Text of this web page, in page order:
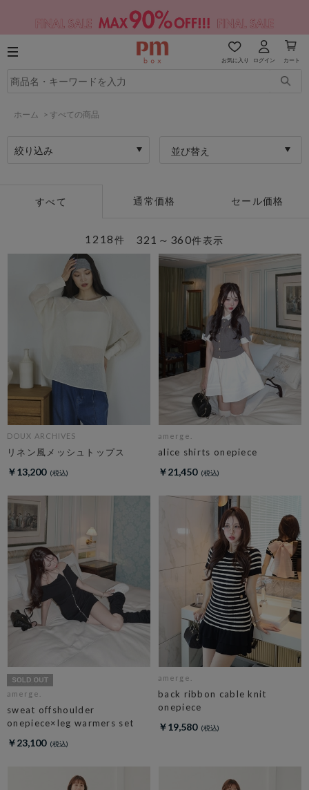
お気に入り ログイン カート
ホーム > すべての商品
絞り込み 並び替え
すべて 通常価格 セール価格
321～360件表示
1218件
DOUX ARCHIVES
リネン風メッシュトップス
￥13,200
amerge.
alice shirts onepiece
￥21,450
amerge.
sweat offshoulder
onepiece×leg warmers set
￥23,100
amerge.
back ribbon cable knit
onepiece
￥19,580